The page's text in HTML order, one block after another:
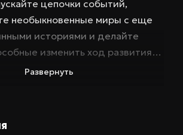
цепочки событий,
необыкновенные миры с еще
историями и делайте
изменить ход развития
детализированного
Развернуть